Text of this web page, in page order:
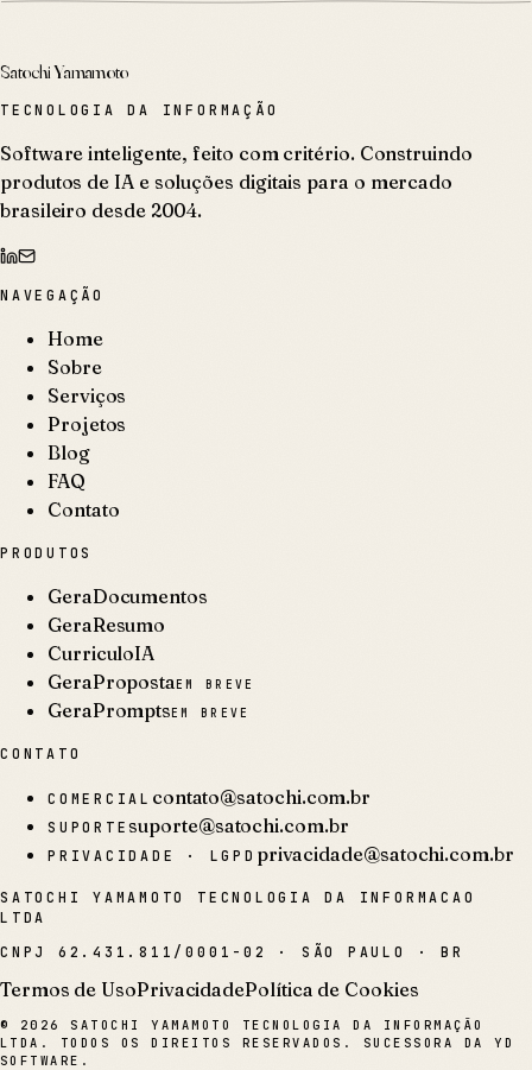
Satochi Yamamoto
TECNOLOGIA DA INFORMAÇÃO
Software inteligente, feito com critério. Construindo
produtos de IA e soluções digitais para o mercado
brasileiro desde 2004.
NAVEGAÇÃO
Home
Sobre
Serviços
Projetos
Blog
FAQ
Contato
PRODUTOS
GeraDocumentos
GeraResumo
CurriculoIA
GeraPropostaEM BREVE
GeraPromptsEM BREVE
CONTATO
COMERCIAL contato@satochi.com.br
SUPORTEsuporte@satochi.com.br
PRIVACIDADE · LGPD privacidade@satochi.com.br
SATOCHI YAMAMOTO TECNOLOGIA DA INFORMACAO
LTDA
CNPJ 62.431.811/0001-02 · SÃO PAULO · BR
Termos de UsoPrivacidadePolítica de Cookies
© 2026
SATOCHI YAMAMOTO TECNOLOGIA DA INFORMAÇÃO
LTDA. TODOS OS DIREITOS RESERVADOS. SUCESSORA DA YD
SOFTWARE.